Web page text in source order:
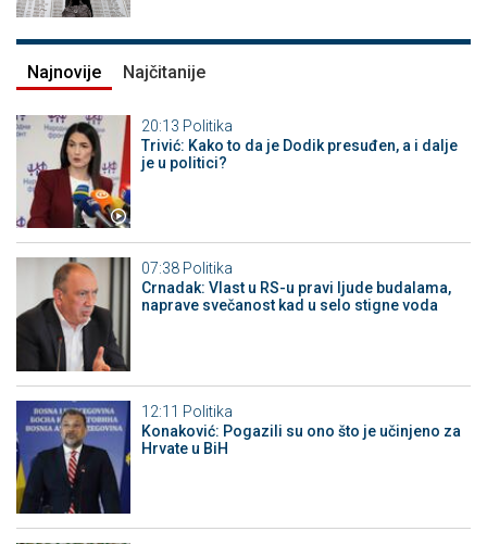
Najnovije Najčitanije
20:13 Politika
Trivić: Kako to da je Dodik presuđen, a i dalje
je u politici?
07:38 Politika
Crnadak: Vlast u RS-u pravi ljude budalama,
naprave svečanost kad u selo stigne voda
12:11 Politika
Konaković: Pogazili su ono što je učinjeno za
Hrvate u BiH